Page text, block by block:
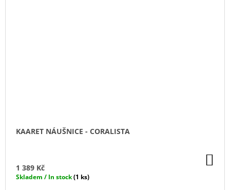
KAARET NÁUŠNICE - CORALISTA
1 389 Kč
Skladem / In stock(1 ks)